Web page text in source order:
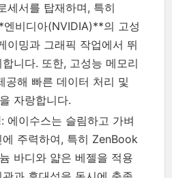
세서를 탑재하며, 특히
엔비디아(NVIDIA)**의 고성
이밍과 그래픽 작업에서 뛰
니다. 또한, 고성능 메모리
공해 빠른 데이터 처리 및
자랑합니다.
: 에이수스는 슬림하고 가벼
주력하여, 특히 ZenBook
바디와 얇은 베젤을 적용